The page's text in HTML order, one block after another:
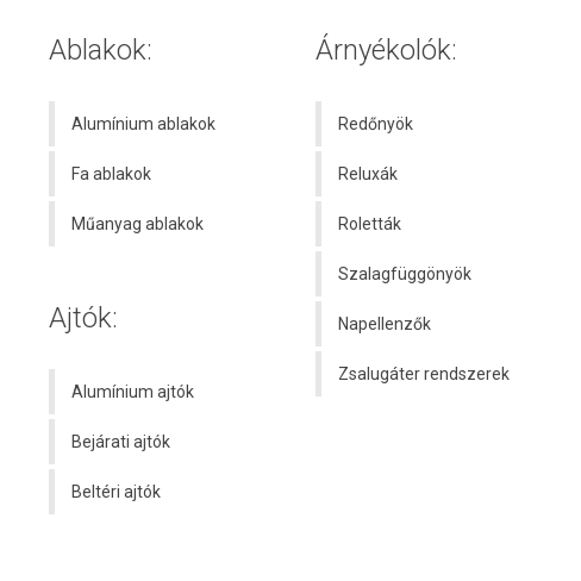
Ablakok:
Alumínium ablakok
Fa ablakok
Műanyag ablakok
Ajtók:
Alumínium ajtók
Bejárati ajtók
Beltéri ajtók
Árnyékolók:
Redőnyök
Reluxák
Roletták
Szalagfüggönyök
Napellenzők
Zsalugáter rendszerek